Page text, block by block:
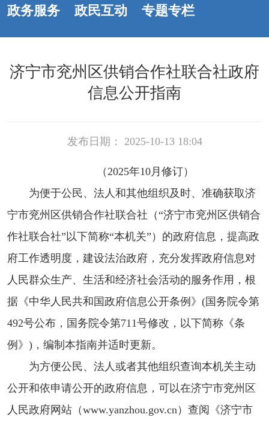
政务服务 政民互动 专题专栏
济宁市兖州区供销合作社联合社政府
信息公开指南
发布日期： 2025-10-13 18:04
（2025年10月修订）
为便于公民、法人和其他组织及时、准确获取济
宁市兖州区供销合作社联合社（“济宁市兖州区供销合
作社联合社”以下简称“本机关”）的政府信息，提高政
府工作透明度，建设法治政府，充分发挥政府信息对
人民群众生产、生活和经济社会活动的服务作用，根
据《中华人民共和国政府信息公开条例》(国务院令第
492号公布，国务院令第711号修改，以下简称《条
例》)，编制本指南并适时更新。
为方便公民、法人或者其他组织查询本机关主动
公开和依申请公开的政府信息，可以在济宁市兖州区
人民政府网站（www.yanzhou.gov.cn）查阅《济宁市